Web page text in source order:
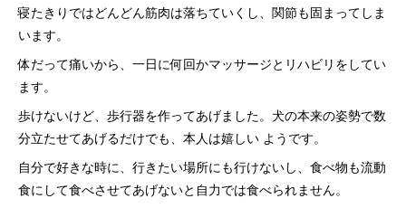
寝たきりではどんどん筋肉は落ちていくし、関節も固まってしま
います。
体だって痛いから、一日に何回かマッサージとリハビリをしてい
ます。
歩けないけど、歩行器を作ってあげました。犬の本来の姿勢で数
分立たせてあげるだけでも、本人は嬉しい ようです。
自分で好きな時に、行きたい場所にも行けないし、食べ物も流動
食にして食べさせてあげないと自力では食べられません。